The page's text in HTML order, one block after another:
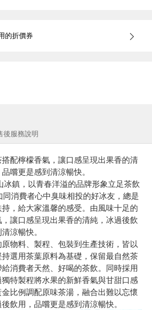
的折價券
後服務說明
配檸檬香氣，讓口感呈現出果香的清
嚐更是感到清涼暢快。
冰鎮，以青春洋溢的品牌形象立足茶飲
消費者心中臭味相投的好冰友，總是
，給大家溫馨的感受。由風味十足的
讓口感呈現出果香的清純，冰過後飲
涼暢快。
物料、製程、包裝到生產技術，皆以
選用茶葉原料為基礎，保留最自然茶
消費者天然、好喝的茶飲。同時採用
特製程將水果的新鮮香氣與甘甜口感
比例調配原味茶湯，融合出難以忘懷
飲用，品嚐更是感到清涼暢快。